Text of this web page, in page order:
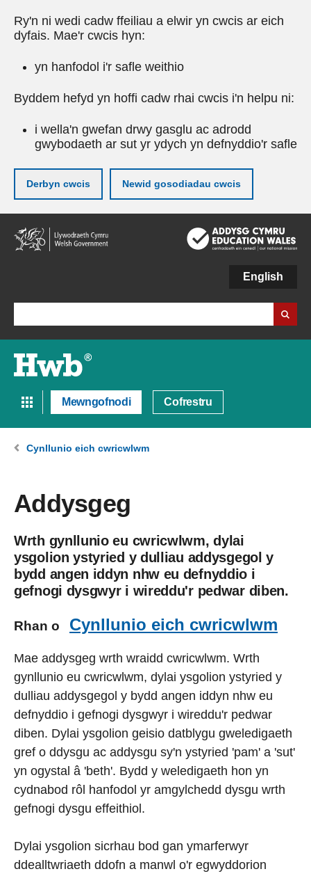
Ry'n ni wedi cadw ffeiliau a elwir yn cwcis ar eich
dyfais. Mae'r cwcis hyn:
yn hanfodol i'r safle weithio
Byddem hefyd yn hoffi cadw rhai cwcis i'n helpu ni:
i wella'n gwefan drwy gasglu ac adrodd
gwybodaeth ar sut yr ydych yn defnyddio'r safle
Derbyn cwcis Newid gosodiadau cwcis
Neidio
i'r
prif
English
Mewngofnodi Cofrestru
Cynllunio eich cwricwlwm
Addysgeg
Wrth gynllunio eu cwricwlwm, dylai
ysgolion ystyried y dulliau addysgegol y
bydd angen iddyn nhw eu defnyddio i
gefnogi dysgwyr i wireddu'r pedwar diben.
Rhan o Cynllunio eich cwricwlwm
Mae addysgeg wrth wraidd cwricwlwm. Wrth
gynllunio eu cwricwlwm, dylai ysgolion ystyried y
dulliau addysgegol y bydd angen iddyn nhw eu
defnyddio i gefnogi dysgwyr i wireddu'r pedwar
diben. Dylai ysgolion geisio datblygu gweledigaeth
gref o ddysgu ac addysgu sy'n ystyried 'pam' a 'sut'
yn ogystal â 'beth'. Bydd y weledigaeth hon yn
cydnabod rôl hanfodol yr amgylchedd dysgu wrth
gefnogi dysgu effeithiol.
Dylai ysgolion sicrhau bod gan ymarferwyr
ddealltwriaeth ddofn a manwl o'r egwyddorion